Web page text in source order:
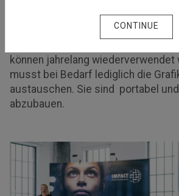
Veranstaltungen deine
Sponsoren oder bei Messen deine
können jahrelang wiederverwendet
musst bei Bedarf lediglich die
austauschen. Sie sind portabel
abzubauen.
CONTINUE